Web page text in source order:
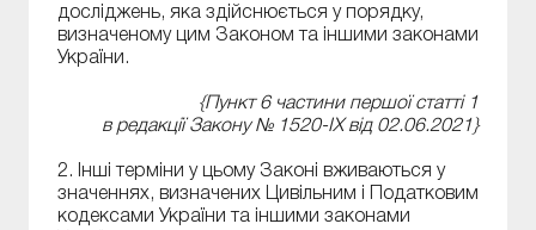
досліджень, яка здійснюється у порядку,
визначеному цим Законом та іншими законами
України.
{Пункт 6 частини першої статті 1
в редакції Закону № 1520-IX від 02.06.2021}
2. Інші терміни у цьому Законі вживаються у
значеннях, визначених Цивільним і Податковим
кодексами України та іншими законами